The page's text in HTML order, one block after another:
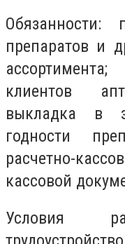
Обязанности:
препаратов и
клиентов
выкладка в
годности
расчетно-
кассовой
Условия